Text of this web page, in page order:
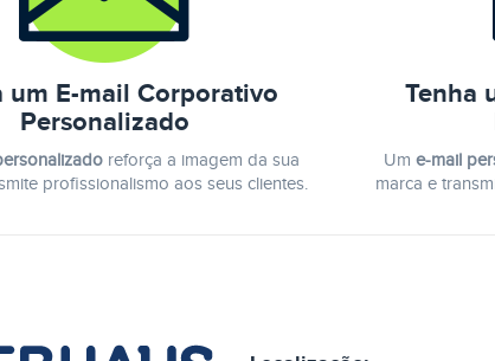
um E-mail Corporativo
Personalizado
reforça a imagem da sua
profissionalismo aos seus clientes.
Tenha
Um e-mail
marca e